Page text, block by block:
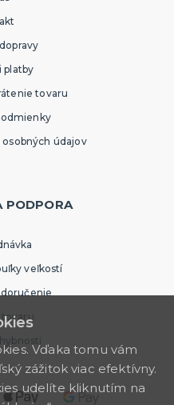
platby
tovaru
osobných údajov
PODPORA
veľkostí
tovaru
Vďaka tomu vám
zážitok viac efektívny.
udelíte kliknutím na